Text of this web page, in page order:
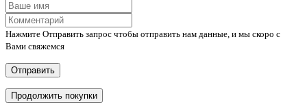
Нажмите Отправить запрос чтобы отправить нам данные, и мы скоро с
Вами свяжемся
Отправить
Продолжить покупки